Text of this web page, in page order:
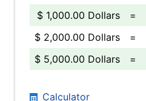
$ 1,000.00 Dollars
=
$ 2,000.00 Dollars
=
$ 5,000.00 Dollars
=
Calculator